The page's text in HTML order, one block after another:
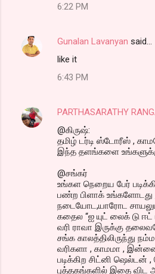
6:22 PM
Gunalan Lavanyan said…
like it
6:43 PM
PARTHASARATHY
@கிருஷ்:
தமிழ் டர்டி ஸ்டோரீஸ் ,
இந்த தளங்களை
@சங்கர்
உங்கள நெறைய பேர்
பண்ற பிளாக் உங்களோடது
நடையோட,யாரோட
கதைல “ஐ யுட் லைக் டு ஈட்
வரி ராவா இருக்கு
சங்க காலத்திலிருந்து
வரிகளா , காமமா ,
படிக்கிற சிட்னி ஷெல்டன் ,
புத்தகங்களில் இதை விட